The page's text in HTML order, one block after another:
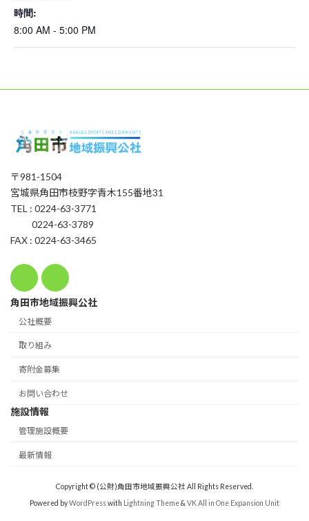
時間:
8:00 AM - 5:00 PM
〒981-1504
宮城県角田市枝野字青木155番地31
TEL : 0224-63-3771
0224-63-3789
FAX : 0224-63-3465
角田市地域振興公社
公社概要
取り組み
寄附金募集
お問い合わせ
施設情報
管理施設概要
最新情報
Copyright © (公財)角田市地域振興公社 All Rights Reserved.
Powered byWordPresswith Lightning Theme& VK All in One Expansion Unit